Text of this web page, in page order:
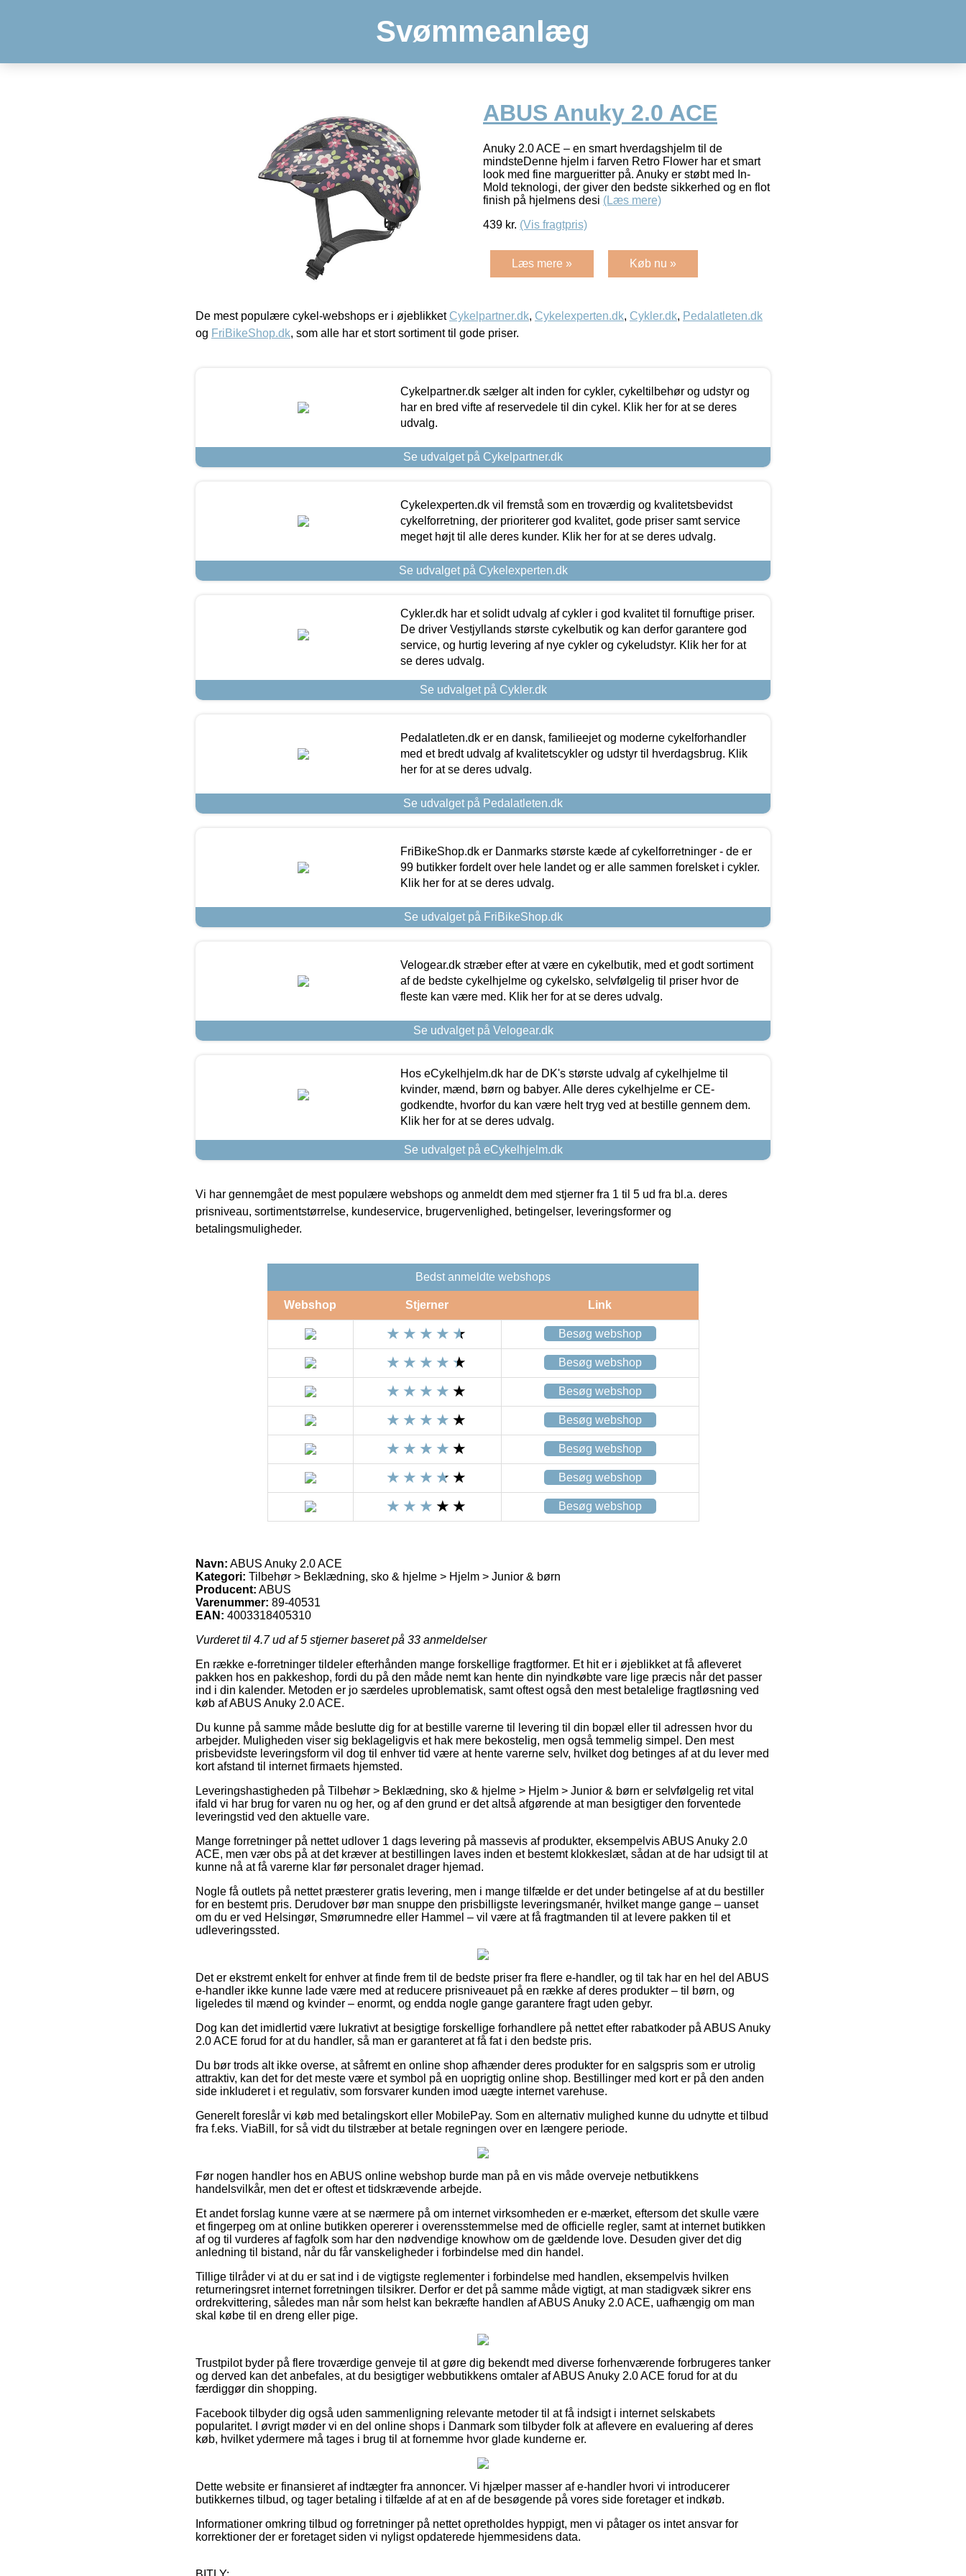
Svømmeanlæg
ABUS Anuky 2.0 ACE
Anuky 2.0 ACE – en smart hverdagshjelm til de
mindsteDenne hjelm i farven Retro Flower har et smart
look med fine margueritter på. Anuky er støbt med In-
Mold teknologi, der giver den bedste sikkerhed og en flot
finish på hjelmens desi (Læs mere)
439 kr. (Vis fragtpris)
Læs mere » Køb nu »
De mest populære cykel-webshops er i øjeblikket Cykelpartner.dk, Cykelexperten.dk, Cykler.dk, Pedalatleten.dk
og FriBikeShop.dk, som alle har et stort sortiment til gode priser.
Cykelpartner.dk sælger alt inden for cykler, cykeltilbehør og udstyr og
har en bred vifte af reservedele til din cykel. Klik her for at se deres
udvalg.
Se udvalget på Cykelpartner.dk
Cykelexperten.dk vil fremstå som en troværdig og kvalitetsbevidst
cykelforretning, der prioriterer god kvalitet, gode priser samt service
meget højt til alle deres kunder. Klik her for at se deres udvalg.
Se udvalget på Cykelexperten.dk
Cykler.dk har et solidt udvalg af cykler i god kvalitet til fornuftige priser.
De driver Vestjyllands største cykelbutik og kan derfor garantere god
service, og hurtig levering af nye cykler og cykeludstyr. Klik her for at
se deres udvalg.
Se udvalget på Cykler.dk
Pedalatleten.dk er en dansk, familieejet og moderne cykelforhandler
med et bredt udvalg af kvalitetscykler og udstyr til hverdagsbrug. Klik
her for at se deres udvalg.
Se udvalget på Pedalatleten.dk
FriBikeShop.dk er Danmarks største kæde af cykelforretninger - de er
99 butikker fordelt over hele landet og er alle sammen forelsket i cykler.
Klik her for at se deres udvalg.
Se udvalget på FriBikeShop.dk
Velogear.dk stræber efter at være en cykelbutik, med et godt sortiment
af de bedste cykelhjelme og cykelsko, selvfølgelig til priser hvor de
fleste kan være med. Klik her for at se deres udvalg.
Se udvalget på Velogear.dk
Hos eCykelhjelm.dk har de DK's største udvalg af cykelhjelme til
kvinder, mænd, børn og babyer. Alle deres cykelhjelme er CE-
godkendte, hvorfor du kan være helt tryg ved at bestille gennem dem.
Klik her for at se deres udvalg.
Se udvalget på eCykelhjelm.dk
Vi har gennemgået de mest populære webshops og anmeldt dem med stjerner fra 1 til 5 ud fra bl.a. deres
prisniveau, sortimentstørrelse, kundeservice, brugervenlighed, betingelser, leveringsformer og
betalingsmuligheder.
Bedst anmeldte webshops
Webshop Stjerner Link
Besøg webshop
Besøg webshop
Besøg webshop
Besøg webshop
Besøg webshop
Besøg webshop
Besøg webshop
Navn: ABUS Anuky 2.0 ACE
Kategori: Tilbehør > Beklædning, sko & hjelme > Hjelm > Junior & børn
Producent: ABUS
Varenummer: 89-40531
EAN: 4003318405310
Vurderet til 4.7 ud af 5 stjerner baseret på 33 anmeldelser
En række e-forretninger tildeler efterhånden mange forskellige fragtformer. Et hit er i øjeblikket at få afleveret
pakken hos en pakkeshop, fordi du på den måde nemt kan hente din nyindkøbte vare lige præcis når det passer
ind i din kalender. Metoden er jo særdeles uproblematisk, samt oftest også den mest betalelige fragtløsning ved
køb af ABUS Anuky 2.0 ACE.
Du kunne på samme måde beslutte dig for at bestille varerne til levering til din bopæl eller til adressen hvor du
arbejder. Muligheden viser sig beklageligvis et hak mere bekostelig, men også temmelig simpel. Den mest
prisbevidste leveringsform vil dog til enhver tid være at hente varerne selv, hvilket dog betinges af at du lever med
kort afstand til internet firmaets hjemsted.
Leveringshastigheden på Tilbehør > Beklædning, sko & hjelme > Hjelm > Junior & børn er selvfølgelig ret vital
ifald vi har brug for varen nu og her, og af den grund er det altså afgørende at man besigtiger den forventede
leveringstid ved den aktuelle vare.
Mange forretninger på nettet udlover 1 dags levering på massevis af produkter, eksempelvis ABUS Anuky 2.0
ACE, men vær obs på at det kræver at bestillingen laves inden et bestemt klokkeslæt, sådan at de har udsigt til at
kunne nå at få varerne klar før personalet drager hjemad.
Nogle få outlets på nettet præsterer gratis levering, men i mange tilfælde er det under betingelse af at du bestiller
for en bestemt pris. Derudover bør man snuppe den prisbilligste leveringsmanér, hvilket mange gange – uanset
om du er ved Helsingør, Smørumnedre eller Hammel – vil være at få fragtmanden til at levere pakken til et
udleveringssted.
Det er ekstremt enkelt for enhver at finde frem til de bedste priser fra flere e-handler, og til tak har en hel del ABUS
e-handler ikke kunne lade være med at reducere prisniveauet på en række af deres produkter – til børn, og
ligeledes til mænd og kvinder – enormt, og endda nogle gange garantere fragt uden gebyr.
Dog kan det imidlertid være lukrativt at besigtige forskellige forhandlere på nettet efter rabatkoder på ABUS Anuky
2.0 ACE forud for at du handler, så man er garanteret at få fat i den bedste pris.
Du bør trods alt ikke overse, at såfremt en online shop afhænder deres produkter for en salgspris som er utrolig
attraktiv, kan det for det meste være et symbol på en uoprigtig online shop. Bestillinger med kort er på den anden
side inkluderet i et regulativ, som forsvarer kunden imod uægte internet varehuse.
Generelt foreslår vi køb med betalingskort eller MobilePay. Som en alternativ mulighed kunne du udnytte et tilbud
fra f.eks. ViaBill, for så vidt du tilstræber at betale regningen over en længere periode.
Før nogen handler hos en ABUS online webshop burde man på en vis måde overveje netbutikkens
handelsvilkår, men det er oftest et tidskrævende arbejde.
Et andet forslag kunne være at se nærmere på om internet virksomheden er e-mærket, eftersom det skulle være
et fingerpeg om at online butikken opererer i overensstemmelse med de officielle regler, samt at internet butikken
af og til vurderes af fagfolk som har den nødvendige knowhow om de gældende love. Desuden giver det dig
anledning til bistand, når du får vanskeligheder i forbindelse med din handel.
Tillige tilråder vi at du er sat ind i de vigtigste reglementer i forbindelse med handlen, eksempelvis hvilken
returneringsret internet forretningen tilsikrer. Derfor er det på samme måde vigtigt, at man stadigvæk sikrer ens
ordrekvittering, således man når som helst kan bekræfte handlen af ABUS Anuky 2.0 ACE, uafhængig om man
skal købe til en dreng eller pige.
Trustpilot byder på flere troværdige genveje til at gøre dig bekendt med diverse forhenværende forbrugeres tanker
og derved kan det anbefales, at du besigtiger webbutikkens omtaler af ABUS Anuky 2.0 ACE forud for at du
færdiggør din shopping.
Facebook tilbyder dig også uden sammenligning relevante metoder til at få indsigt i internet selskabets
popularitet. I øvrigt møder vi en del online shops i Danmark som tilbyder folk at aflevere en evaluering af deres
køb, hvilket ydermere må tages i brug til at fornemme hvor glade kunderne er.
Dette website er finansieret af indtægter fra annoncer. Vi hjælper masser af e-handler hvori vi introducerer
butikkernes tilbud, og tager betaling i tilfælde af at en af de besøgende på vores side foretager et indkøb.
Informationer omkring tilbud og forretninger på nettet opretholdes hyppigt, men vi påtager os intet ansvar for
korrektioner der er foretaget siden vi nyligst opdaterede hjemmesidens data.